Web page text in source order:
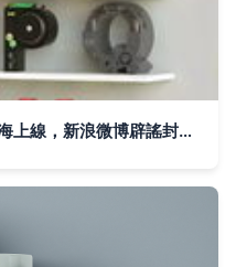
周末科技新聞速覽 美團打車上海上線，新浪微博辟謠封殺抖音，賈躍亭造車工廠正式開工，平面設計輕量化應用興起